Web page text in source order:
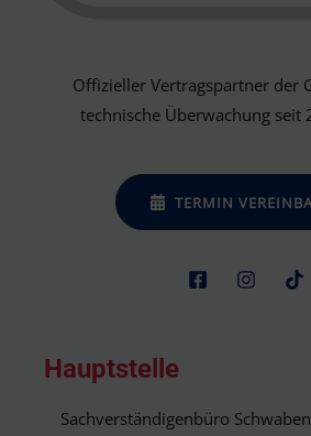
Offizieller Vertragspartner der
technische Überwachung seit
TERMIN
Hauptstelle
Sachverständigenbüro Schwaben